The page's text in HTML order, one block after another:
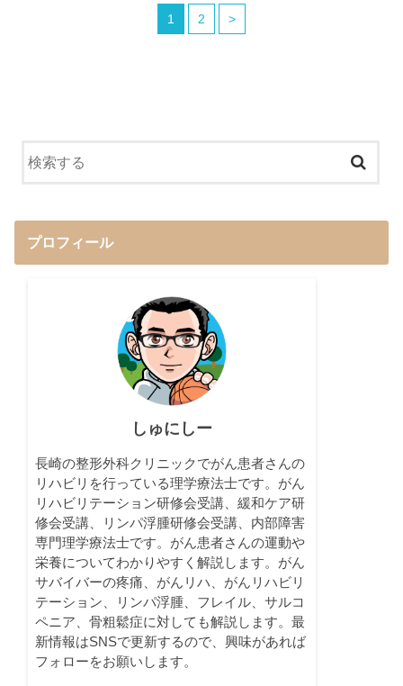
1 2 >
プロフィール
しゅにしー
長崎の整形外科クリニックでがん患者さんの
リハビリを行っている理学療法士です。がん
リハビリテーション研修会受講、緩和ケア研
修会受講、リンパ浮腫研修会受講、内部障害
専門理学療法士です。がん患者さんの運動や
栄養についてわかりやすく解説します。がん
サバイバーの疼痛、がんリハ、がんリハビリ
テーション、リンパ浮腫、フレイル、サルコ
ペニア、骨粗鬆症に対しても解説します。最
新情報はSNSで更新するので、興味があれば
フォローをお願いします。